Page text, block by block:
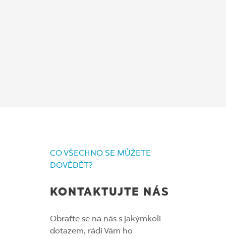
CO VŠECHNO SE MŮŽETE
DOVĚDĚT?
KONTAKTUJTE NÁS
Obraťte se na nás s jakýmkoli
dotazem, rádi Vám ho